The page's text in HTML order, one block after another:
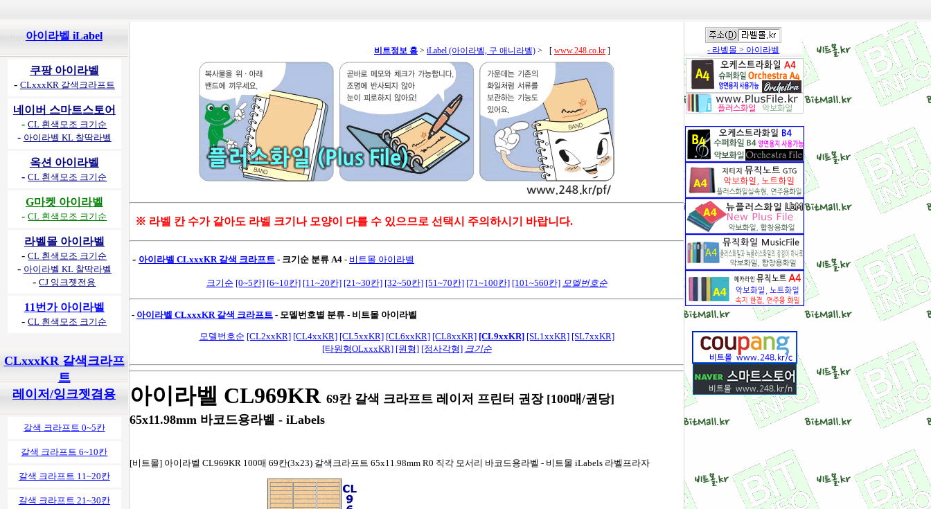
아이라벨 iLabel
쿠팡 아이라벨
- CLxxxKR 갈색크라프트
네이버 스마트스토어
-CL 흰색모조 크기순
- 아이라벨 KL 찰딱라벨
옥션 아이라벨
-CL 흰색모조 크기순
G마켓 아이라벨
-CL 흰색모조 크기순
라벨몰 아이라벨
-CL 흰색모조 크기순
- 아이라벨 KL 찰딱라벨
-CJ 잉크젯전용
11번가 아이라벨
-CL 흰색모조 크기순
CLxxxKR 갈색크라프
트
레이저/잉크젯겸용
갈색 크라프트 0~5칸
갈색 크라프트 6~10칸
갈색 크라프트 11~20칸
갈색 크라프트 21~30칸
비트정보 홈 > iLabel (아이라벨, 구 애니라벨) > [ www.248.co.kr ]
※ 라벨 칸 수가 같아도 라벨 크기나 모양이 다를 수 있으므로 선택시 주의하시기 바랍니다.
- 아이라벨 CLxxxKR 갈색 크라프트 - 크기순 분류 A4 - 비트몰 아이라벨
크기순 [0~5칸] [6~10칸] [11~20칸] [21~30칸] [32~50칸] [51~70칸] [71~100칸] [101~560칸] 모델번호순
- 아이라벨 CLxxxKR 갈색 크라프트 - 모델번호별 분류 - 비트몰 아이라벨
모델번호순 [CL2xxKR] [CL4xxKR] [CL5xxKR] [CL6xxKR] [CL8xxKR] [CL9xxKR] [SL1xxKR] [SL7xxKR]
[타원형OLxxxKR] [원형] [정사각형] 크기순
아이라벨 CL969KR 69칸 갈색 크라프트 레이저 프린터 권장 [100매/권당]
65x11.98mm 바코드용라벨 - iLabels
[비트몰] 아이라벨 CL969KR 100매 69칸(3x23) 갈색크라프트 65x11.98mm R0 직각 모서리 바코드용라벨 - 비트몰 iLabels 라벨프라자
- 라벨몰 > 아이라벨